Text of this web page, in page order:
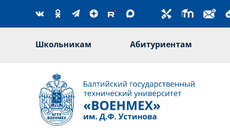
content
Школьникам Абитуриентам